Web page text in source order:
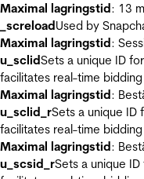
Maximal lagringstid: 13
_screloadUsed by
Maximal lagringstid:
u_sclidSets a unique ID
facilitates real-time
Maximal lagringstid:
u_sclid_rSets a unique
facilitates real-time
Maximal lagringstid:
u_scsid_rSets a unique